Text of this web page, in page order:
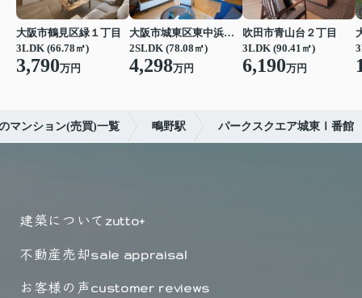
大阪市鶴見区緑１丁目
3LDK (66.78㎡)
3,790万円
大阪市城東区東中浜６丁目
2SLDK (78.08㎡)
4,298万円
吹田市青山台２丁目
3LDK (90.41㎡)
6,190万円
マンション(売買)一覧 鴫野駅 パークスクエア城東Ⅰ番館
建築について zutto+
不動産売却sale appraisal
お客様の声customer reviews